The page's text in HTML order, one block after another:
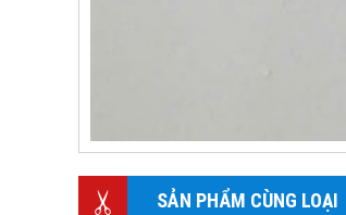
SẢN PHẨM CÙNG LOẠI